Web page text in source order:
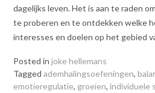
dagelijks leven. Het is aan te raden
te proberen en te ontdekken welke
interesses en doelen op het gebied
Posted in joke hellemans
Tagged ademhalingsoefeningen,
emotieregulatie, groeien, individuele